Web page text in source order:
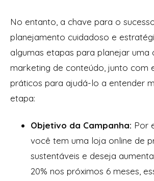
No entanto, a chave para o
planejamento cuidadoso e
algumas etapas para planejar uma
marketing de conteúdo, junto com
práticos para ajudá-lo a entender
etapa:
Objetivo da Campanha: Por
você tem uma loja online de
sustentáveis e deseja
20% nos próximos 6 meses,